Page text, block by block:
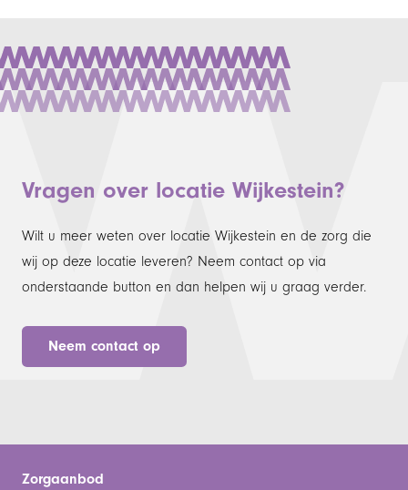
Vragen over locatie Wijkestein?
Wilt u meer weten over locatie Wijkestein en de zorg die
wij op deze locatie leveren? Neem contact op via
onderstaande button en dan helpen wij u graag verder.
Neem contact op
Zorgaanbod